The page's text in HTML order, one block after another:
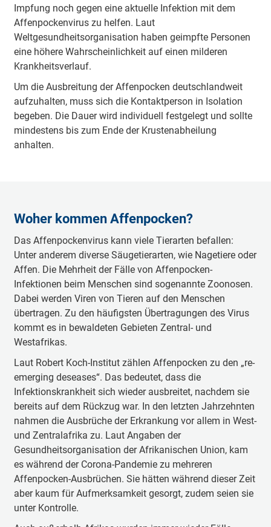
Impfung noch gegen eine aktuelle Infektion mit dem
Affenpockenvirus zu helfen. Laut
Weltgesundheitsorganisation haben geimpfte Personen
eine höhere Wahrscheinlichkeit auf einen milderen
Krankheitsverlauf.
Um die Ausbreitung der Affenpocken deutschlandweit
aufzuhalten, muss sich die Kontaktperson in Isolation
begeben. Die Dauer wird individuell festgelegt und sollte
mindestens bis zum Ende der Krustenabheilung
anhalten.
Woher kommen Affenpocken?
Das Affenpockenvirus kann viele Tierarten befallen:
Unter anderem diverse Säugetierarten, wie Nagetiere oder
Affen. Die Mehrheit der Fälle von Affenpocken-
Infektionen beim Menschen sind sogenannte Zoonosen.
Dabei werden Viren von Tieren auf den Menschen
übertragen. Zu den häufigsten Übertragungen des Virus
kommt es in bewaldeten Gebieten Zentral- und
Westafrikas.
Laut Robert Koch-Institut zählen Affenpocken zu den „re-
emerging deseases“. Das bedeutet, dass die
Infektionskrankheit sich wieder ausbreitet, nachdem sie
bereits auf dem Rückzug war. In den letzten Jahrzehnten
nahmen die Ausbrüche der Erkrankung vor allem in West-
und Zentralafrika zu. Laut Angaben der
Gesundheitsorganisation der Afrikanischen Union, kam
es während der Corona-Pandemie zu mehreren
Affenpocken-Ausbrüchen. Sie hätten während dieser Zeit
aber kaum für Aufmerksamkeit gesorgt, zudem seien sie
unter Kontrolle.